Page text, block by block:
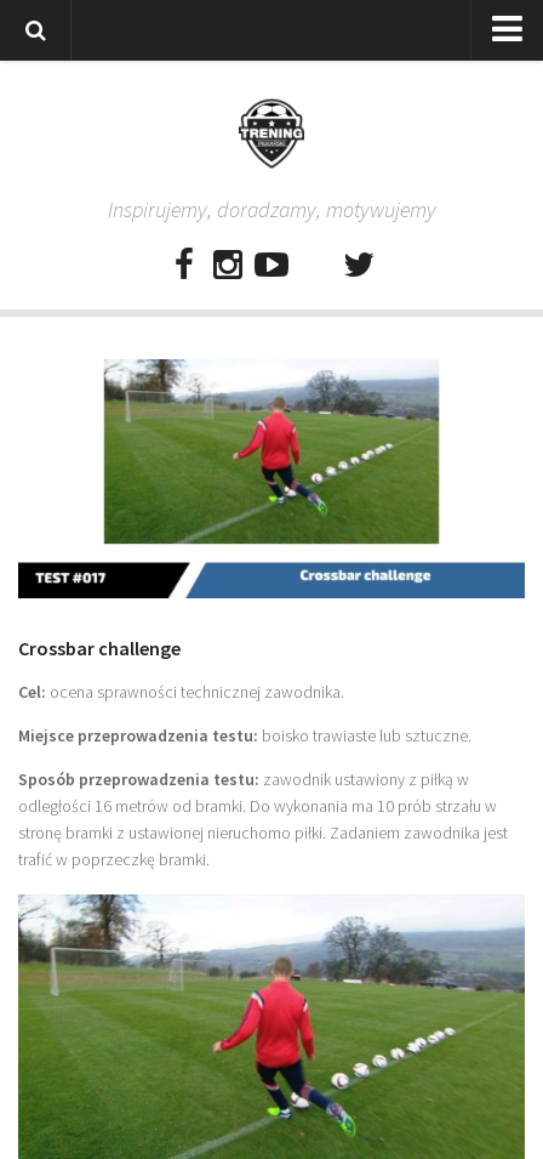
Rodzice
Baza ćwiczeń
Pro Training
Aplikacja Pro Training – Trening Piłkarski
Plan treningowy “Piłkarski W-F w domu”
Sprzęt treningowy
Drążki do ćwiczeń PRO TRAINING
Guma oporowa PRO TRAINING
PRODUKTY
Piłkarska Kuchnia
Poradnik Piłkarza
Zeszyt Trenera
Dziennik Piłkarza
Planer Trenera – dziennik, konspekty, notatki
Plany treningowe
Program treningowy zapobieganie kontuzjom
Plan treningowy core stability
Plan treningowy szybkość i dynamika
Program przygotowania fizycznego
Inspirujemy, doradzamy, motywujemy
Crossbar challenge
Cel: ocena sprawności technicznej zawodnika.
Miejsce przeprowadzenia testu: boisko trawiaste lub sztuczne.
Sposób przeprowadzenia testu: zawodnik ustawiony z piłką w
odległości 16 metrów od bramki. Do wykonania ma 10 prób strzału w
stronę bramki z ustawionej nieruchomo piłki. Zadaniem zawodnika jest
trafić w poprzeczkę bramki.